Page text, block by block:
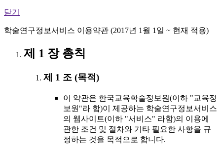
닫기
학술연구정보서비스 이용약관 (2017년 1월 1일 ~ 현재 적용)
제 1 장 총칙
제 1 조 (목적)
이 약관은 한국교육학술정보원(이하 "교육정
보원"라 함)이 제공하는 학술연구정보서비스
의 웹사이트(이하 "서비스" 라함)의 이용에
관한 조건 및 절차와 기타 필요한 사항을 규
정하는 것을 목적으로 합니다.